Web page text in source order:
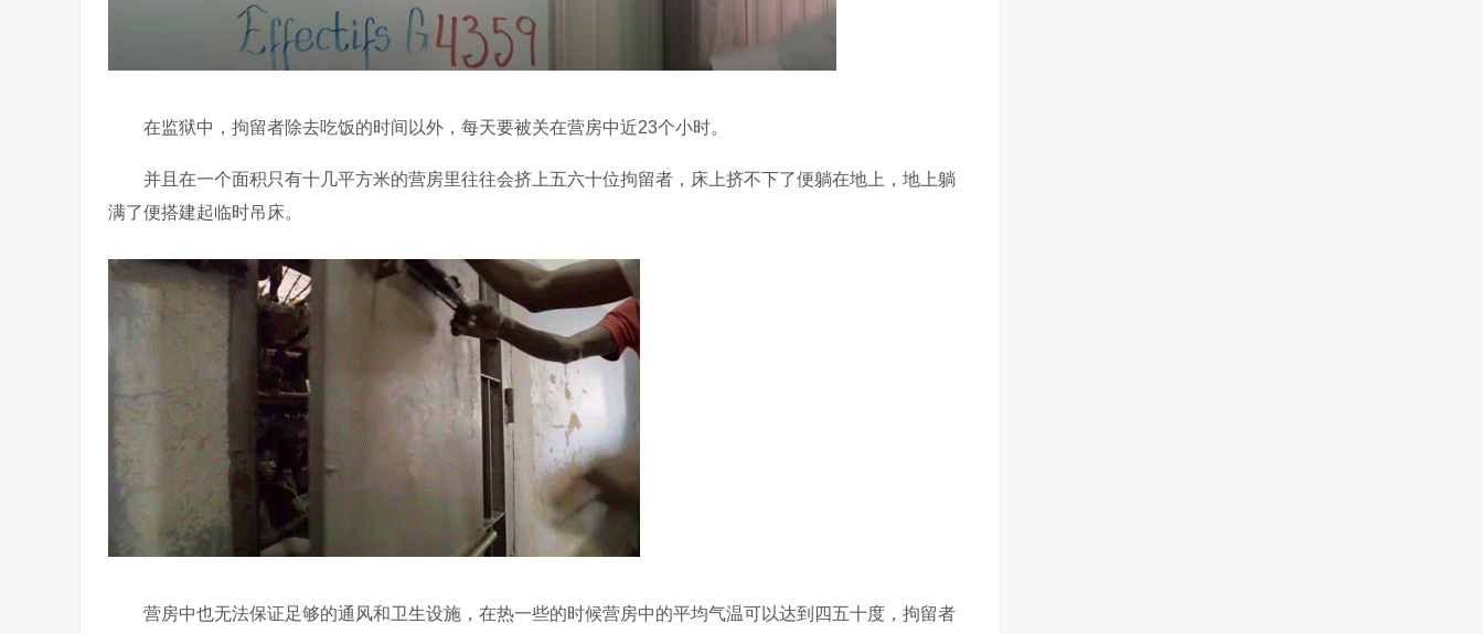
在监狱中，拘留者除去吃饭的时间以外，每天要被关在营房中近23个小时。
并且在一个面积只有十几平方米的营房里往往会挤上五六十位拘留者，床上挤不下了便躺在地上，地上躺
满了便搭建起临时吊床。
营房中也无法保证足够的通风和卫生设施，在热一些的时候营房中的平均气温可以达到四五十度，拘留者